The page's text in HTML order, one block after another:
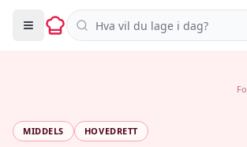
Søk i oppskrifter
MIDDELS HOVEDRETT